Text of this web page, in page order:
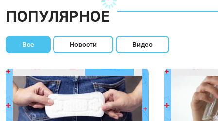
ПОПУЛЯРНОЕ
Все Новости Видео